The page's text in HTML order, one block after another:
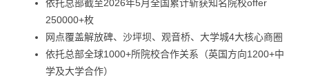
依托总部截至2026年5月全国累计斩获知名院校offer
250000+枚
网点覆盖解放碑、沙坪坝、观音桥、大学城4大核心商圈
依托总部全球1000+所院校合作关系（英国方向1200+中
学及大学合作）